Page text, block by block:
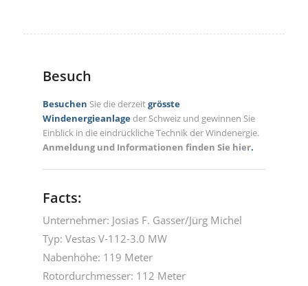
Besuch
Besuchen Sie die derzeitgrösste
Windenergieanlageder Schweiz und gewinnen Sie
Einblick in die eindrückliche Technik der Windenergie.
Anmeldung und Informationen finden Sie hier.
Facts:
Unternehmer: Josias F. Gasser/Jürg Michel
Typ: Vestas V-112-3.0 MW
Nabenhöhe: 119 Meter
Rotordurchmesser: 112 Meter